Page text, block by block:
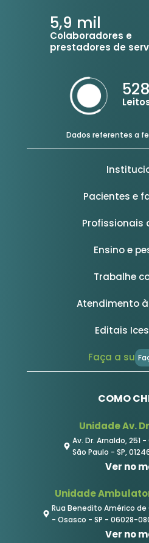
5,9 mil
Colaboradores e
prestadores de
528
Dados referentes a
Pacientes e
Profissionais
Ensino e
Trabalhe
Atendimento
Editais
Faça a sua
COMO
Unidade Av.
Av. Dr. Arnaldo, 251
São Paulo - SP,
Ver no
Unidade
Rua Benedito Américo de
- Osasco - SP - 06028-
Ver no